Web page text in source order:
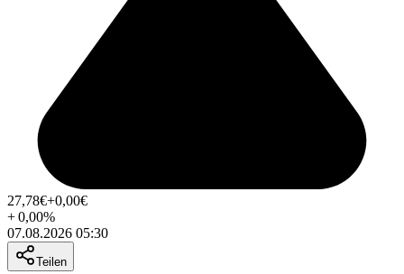
27,78€+0,00€
+0,00%
07.08.2026 05:30
Teilen